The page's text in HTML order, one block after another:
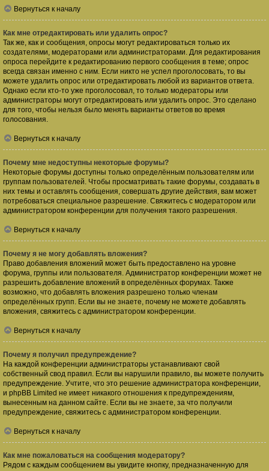
Вернуться к началу
Как мне отредактировать или удалить опрос?
Так же, как и сообщения, опросы могут редактироваться только их
создателями, модераторами или администраторами. Для редактирования
опроса перейдите к редактированию первого сообщения в теме; опрос
всегда связан именно с ним. Если никто не успел проголосовать, то вы
можете удалить опрос или отредактировать любой из вариантов ответа.
Однако если кто-то уже проголосовал, то только модераторы или
администраторы могут отредактировать или удалить опрос. Это сделано
для того, чтобы нельзя было менять варианты ответов во время
голосования.
Вернуться к началу
Почему мне недоступны некоторые форумы?
Некоторые форумы доступны только определённым пользователям или
группам пользователей. Чтобы просматривать такие форумы, создавать в
них темы и оставлять сообщения, совершать другие действия, вам может
потребоваться специальное разрешение. Свяжитесь с модератором или
администратором конференции для получения такого разрешения.
Вернуться к началу
Почему я не могу добавлять вложения?
Право добавления вложений может быть предоставлено на уровне
форума, группы или пользователя. Администратор конференции может не
разрешить добавление вложений в определённых форумах. Также
возможно, что добавлять вложения разрешено только членам
определённых групп. Если вы не знаете, почему не можете добавлять
вложения, свяжитесь с администратором конференции.
Вернуться к началу
Почему я получил предупреждение?
На каждой конференции администраторы устанавливают свой
собственный свод правил. Если вы нарушили правило, вы можете получить
предупреждение. Учтите, что это решение администратора конференции,
и phpBB Limited не имеет никакого отношения к предупреждениям,
вынесенным на данном сайте. Если вы не знаете, за что получили
предупреждение, свяжитесь с администратором конференции.
Вернуться к началу
Как мне пожаловаться на сообщения модератору?
Рядом с каждым сообщением вы увидите кнопку, предназначенную для